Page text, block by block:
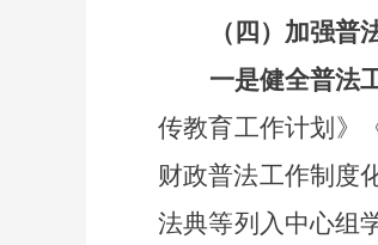
（四）加强普
一是健全普法
传教育工作计划》
财政普法工作制度
法典等列入中心组